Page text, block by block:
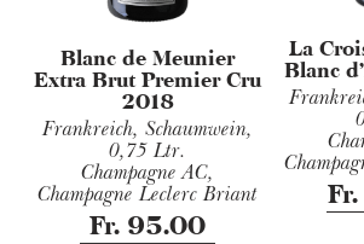
La
Blanc
Blanc de Meunier
Extra Brut Premier Cru
2018
Frankreich, Schaumwein,
0,75 Ltr.
Champagne AC,
Champagne Leclerc Briant
Fr. 95.00